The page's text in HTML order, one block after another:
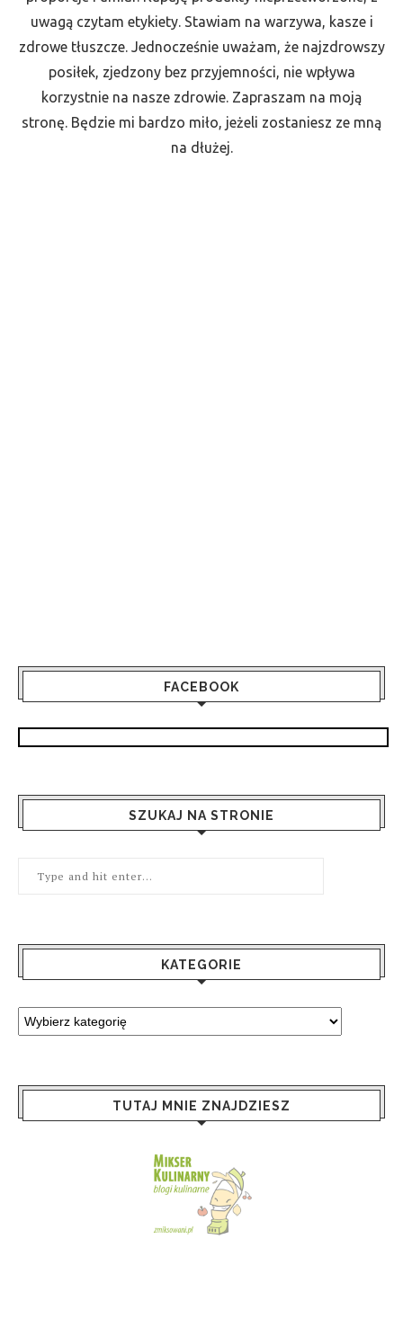
uwagą czytam etykiety. Stawiam na warzywa, kasze i
zdrowe tłuszcze. Jednocześnie uważam, że najzdrowszy
posiłek, zjedzony bez przyjemności, nie wpływa
korzystnie na nasze zdrowie. Zapraszam na moją
stronę. Będzie mi bardzo miło, jeżeli zostaniesz ze mną
na dłużej.
FACEBOOK
SZUKAJ NA STRONIE
KATEGORIE
TUTAJ MNIE ZNAJDZIESZ